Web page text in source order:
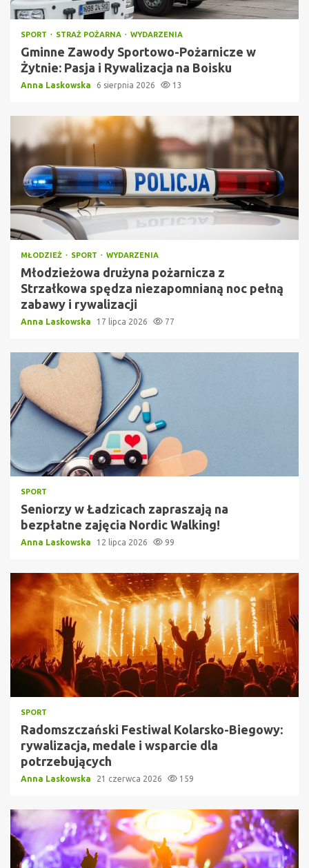
SPORT STRAŻ POŻARNA WYDARZENIA
Gminne Zawody Sportowo-Pożarnicze w
Żytnie: Pasja i Rywalizacja na Boisku
Anna Laskowska 6 sierpnia 2026 13
MŁODZIEŻ SPORT WYDARZENIA
Młodzieżowa drużyna pożarnicza z
Strzałkowa spędza niezapomnianą noc pełną
zabawy i rywalizacji
Anna Laskowska 17 lipca 2026 77
SPORT
Seniorzy w Ładzicach zapraszają na
bezpłatne zajęcia Nordic Walking!
Anna Laskowska 12 lipca 2026 99
SPORT
Radomszczański Festiwal Kolarsko-Biegowy:
rywalizacja, medale i wsparcie dla
potrzebujących
Anna Laskowska 21 czerwca 2026 159